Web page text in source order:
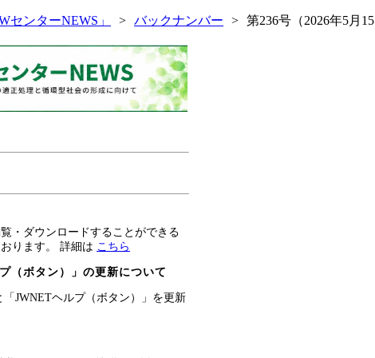
センターNEWS」 バックナンバー 第236号（2026年5月15
・ダウンロードすることができる
ります。 詳細は こちら
（ボタン）」の更新について
JWNETヘルプ（ボタン）」を更新